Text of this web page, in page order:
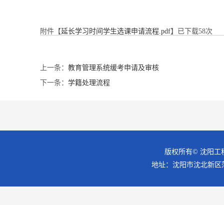
附件【延长学习时间学生选课申请流程.pdf】已下载58次
上一条： 教育管理系统缓考申请及审核
下一条： 学籍处理流程
版权所有© 沈阳工
地址：沈阳市沈北新区